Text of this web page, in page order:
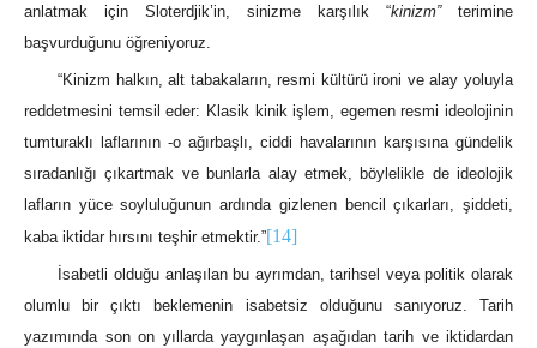
anlatmak için Sloterdjik’in, sinizme karşılık “kinizm”terimine
başvurduğunu öğreniyoruz.
“Kinizm halkın, alt tabakaların, resmi kültürü ironi ve alay yoluyla
reddetmesini temsil eder: Klasik kinik işlem, egemen resmi ideolojinin
tumturaklı laflarının -o ağırbaşlı, ciddi havalarının karşısına gündelik
sıradanlığı çıkartmak ve bunlarla alay etmek, böylelikle de ideolojik
lafların yüce soyluluğunun ardında gizlenen bencil çıkarları, şiddeti,
kaba iktidar hırsını teşhir etmektir.”[14]
İsabetli olduğu anlaşılan bu ayrımdan, tarihsel veya politik olarak
olumlu bir çıktı beklemenin isabetsiz olduğunu sanıyoruz. Tarih
yazımında son on yıllarda yaygınlaşan aşağıdan tarih ve iktidardan